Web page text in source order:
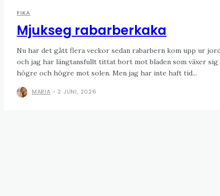
FIKA
Mjukseg rabarberkaka
Nu har det gått flera veckor sedan rabarbern kom upp ur
och jag har längtansfullt tittat bort mot bladen som växer sig
högre och högre mot solen. Men jag har inte haft tid...
MARIA - 2 JUNI, 2026